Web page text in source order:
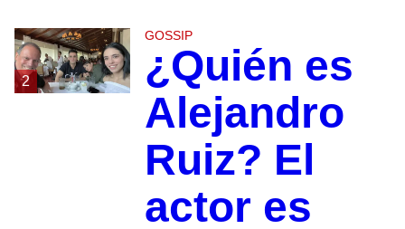
2
GOSSIP
¿Quién es
Alejandro
Ruiz? El
actor es